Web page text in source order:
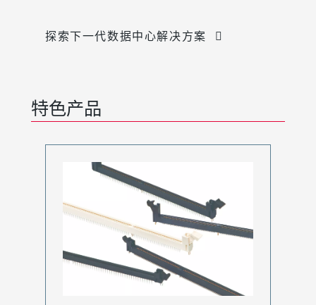
探索下一代数据中心解决方案
特色产品